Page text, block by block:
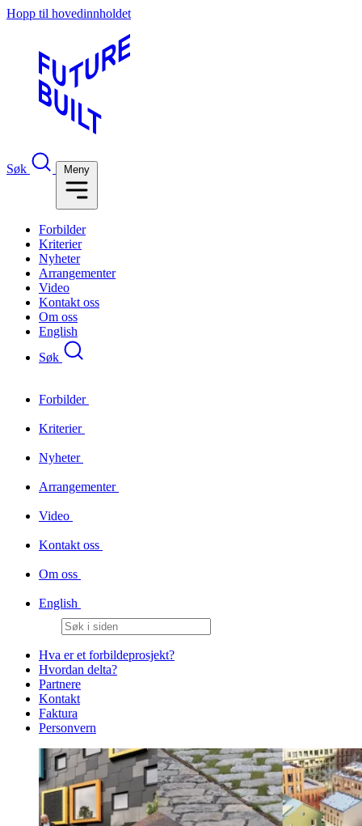
Hopp til hovedinnholdet
Søk Meny
Forbilder
Kriterier
Nyheter
Arrangementer
Video
Kontakt oss
Om oss
English
Søk
Forbilder
Kriterier
Nyheter
Arrangementer
Video
Kontakt oss
Om oss
English
Hva er et forbildeprosjekt?
Hvordan delta?
Partnere
Kontakt
Faktura
Personvern